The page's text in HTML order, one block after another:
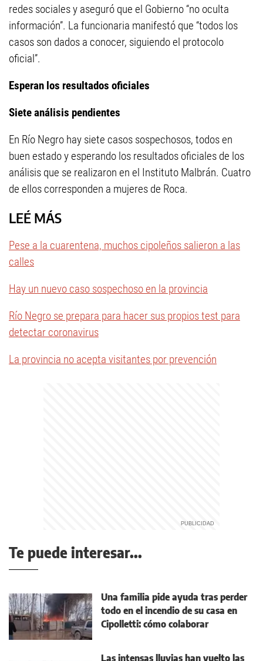
redes sociales y aseguró que el Gobierno “no oculta
información”. La funcionaria manifestó que “todos los
casos son dados a conocer, siguiendo el protocolo
oficial”.
Esperan los resultados oficiales
Siete análisis pendientes
En Río Negro hay siete casos sospechosos, todos en
buen estado y esperando los resultados oficiales de los
análisis que se realizaron en el Instituto Malbrán. Cuatro
de ellos corresponden a mujeres de Roca.
LEÉ MÁS
Pese a la cuarentena, muchos cipoleños salieron a las
calles
Hay un nuevo caso sospechoso en la provincia
Río Negro se prepara para hacer sus propios test para
detectar coronavirus
La provincia no acepta visitantes por prevención
Te puede interesar...
Una familia pide ayuda tras perder
todo en el incendio de su casa en
Cipolletti: cómo colaborar
Las intensas lluvias han vuelto las